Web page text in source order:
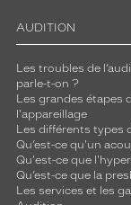
AUDITION
Les troubles de
parle-t-on ?
Les grandes étapes
l'appareillage
Les différents types
Qu’est-ce qu'un
Qu'est-ce que
Qu’est-ce que la
Les services et les